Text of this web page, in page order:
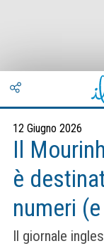
12 Giugno 2026
Il
è
numeri
Il giornale